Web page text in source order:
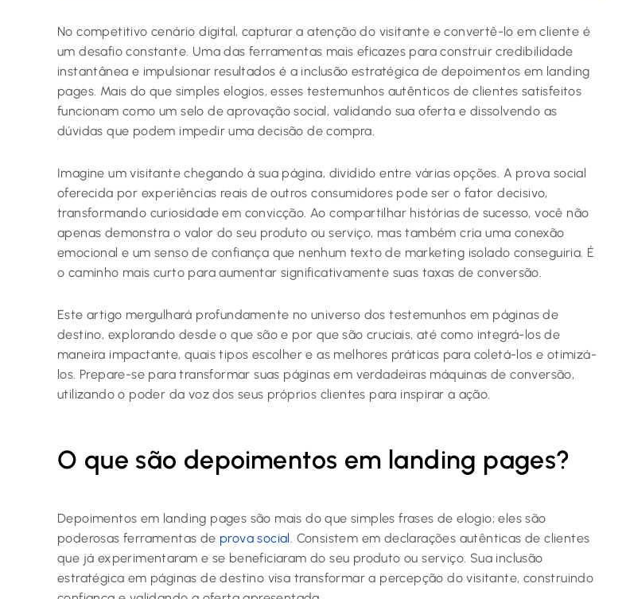
No competitivo cenário digital, capturar a atenção do visitante e convertê-lo em cliente é
um desafio constante. Uma das ferramentas mais eficazes para construir credibilidade
instantânea e impulsionar resultados é a inclusão estratégica de depoimentos em landing
pages. Mais do que simples elogios, esses testemunhos autênticos de clientes satisfeitos
funcionam como um selo de aprovação social, validando sua oferta e dissolvendo as
dúvidas que podem impedir uma decisão de compra.
Imagine um visitante chegando à sua página, dividido entre várias opções. A prova social
oferecida por experiências reais de outros consumidores pode ser o fator decisivo,
transformando curiosidade em convicção. Ao compartilhar histórias de sucesso, você não
apenas demonstra o valor do seu produto ou serviço, mas também cria uma conexão
emocional e um senso de confiança que nenhum texto de marketing isolado conseguiria. É
o caminho mais curto para aumentar significativamente suas taxas de conversão.
Este artigo mergulhará profundamente no universo dos testemunhos em páginas de
destino, explorando desde o que são e por que são cruciais, até como integrá-los de
maneira impactante, quais tipos escolher e as melhores práticas para coletá-los e otimizá-
los. Prepare-se para transformar suas páginas em verdadeiras máquinas de conversão,
utilizando o poder da voz dos seus próprios clientes para inspirar a ação.
O que são depoimentos em landing pages?
Depoimentos em landing pages são mais do que simples frases de elogio; eles são
poderosas ferramentas de prova social. Consistem em declarações autênticas de clientes
que já experimentaram e se beneficiaram do seu produto ou serviço. Sua inclusão
estratégica em páginas de destino visa transformar a percepção do visitante, construindo